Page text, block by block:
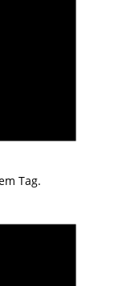
Tag.